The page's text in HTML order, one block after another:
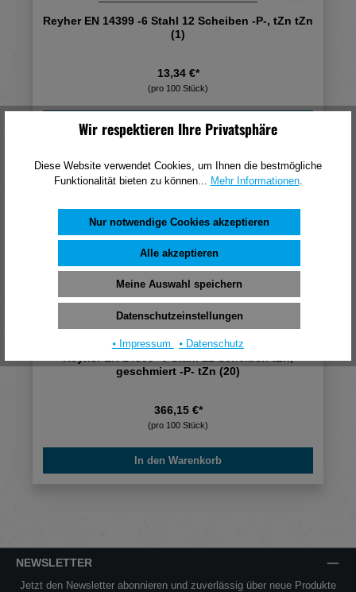
Reyher EN 14399 -6 Stahl 12 Scheiben -P-, tZn tZn
(1)
13,34 €*
(pro 100 Stück)
In den Warenkorb
Reyher EN 14399 -6 Stahl 12 Scheiben tZn,
geschmiert -P- tZn (20)
366,15 €*
(pro 100 Stück)
In den Warenkorb
NEWSLETTER
Jetzt den Newsletter abonnieren und zuverlässig über neue Produkte
Wir respektieren Ihre Privatsphäre
Diese Website verwendet Cookies, um Ihnen die bestmögliche
Funktionalität bieten zu können...
Mehr Informationen.
Nur notwendige Cookies akzeptieren
Alle akzeptieren
Meine Auswahl speichern
Datenschutzeinstellungen
⦁ Impressum ⦁ Datenschutz